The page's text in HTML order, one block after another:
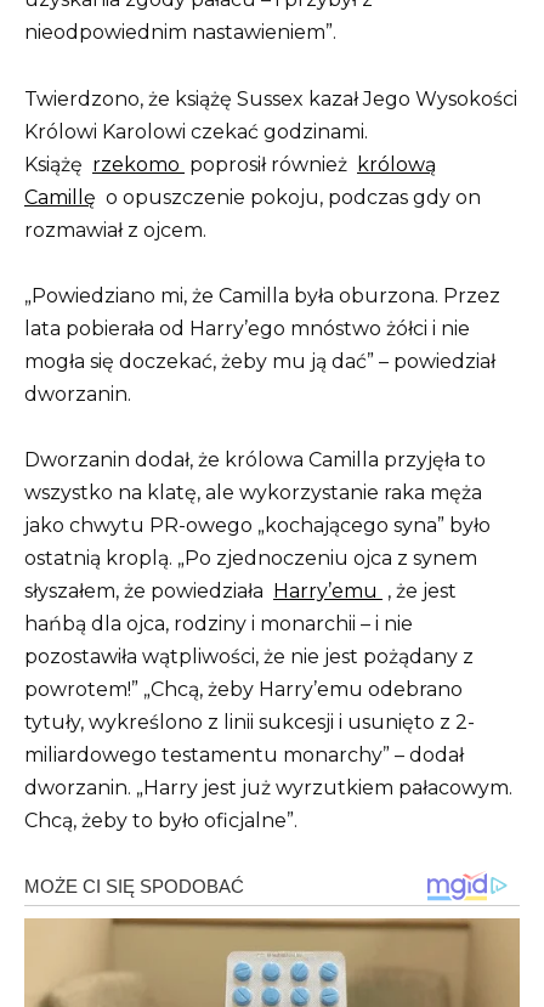
nieodpowiednim nastawieniem”.
Twierdzono, że książę Sussex kazał Jego Wysokości
Królowi Karolowi czekać godzinami.
Książę rzekomo poprosił również królową
Camillę o opuszczenie pokoju, podczas gdy on
rozmawiał z ojcem.
„Powiedziano mi, że Camilla była oburzona. Przez
lata pobierała od Harry’ego mnóstwo żółci i nie
mogła się doczekać, żeby mu ją dać” – powiedział
dworzanin.
Dworzanin dodał, że królowa Camilla przyjęła to
wszystko na klatę, ale wykorzystanie raka męża
jako chwytu PR-owego „kochającego syna” było
ostatnią kroplą. „Po zjednoczeniu ojca z synem
słyszałem, że powiedziała Harry’emu , że jest
hańbą dla ojca, rodziny i monarchii – i nie
pozostawiła wątpliwości, że nie jest pożądany z
powrotem!” „Chcą, żeby Harry’emu odebrano
tytuły, wykreślono z linii sukcesji i usunięto z 2-
miliardowego testamentu monarchy” – dodał
dworzanin. „Harry jest już wyrzutkiem pałacowym.
Chcą, żeby to było oficjalne”.